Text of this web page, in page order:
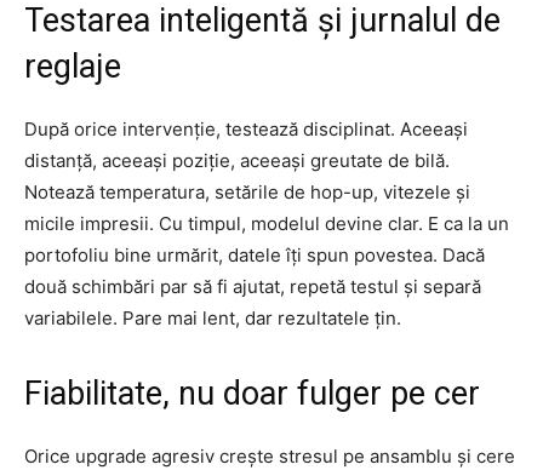
Testarea inteligentă și jurnalul de
reglaje
După orice intervenție, testează disciplinat. Aceeași
distanță, aceeași poziție, aceeași greutate de bilă.
Notează temperatura, setările de hop-up, vitezele și
micile impresii. Cu timpul, modelul devine clar. E ca la un
portofoliu bine urmărit, datele îți spun povestea. Dacă
două schimbări par să fi ajutat, repetă testul și separă
variabilele. Pare mai lent, dar rezultatele țin.
Fiabilitate, nu doar fulger pe cer
Orice upgrade agresiv crește stresul pe ansamblu și cere